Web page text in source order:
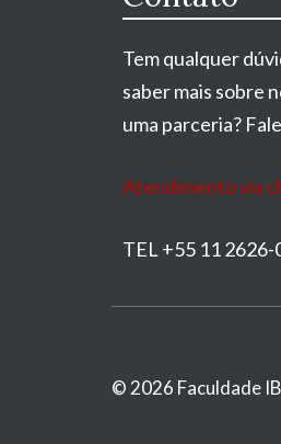
Tem qualquer
saber mais sobre
uma parceria?
Atendimento via
TEL +55 11 2626-
© 2026 Faculdade